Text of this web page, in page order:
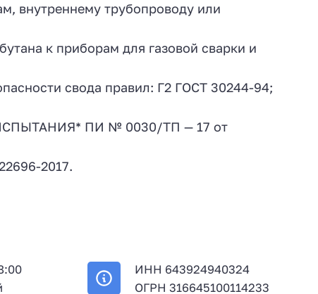
внутреннему трубопроводу или
к приборам для газовой сварки и
свода правил: Г2 ГОСТ 30244-94;
ПИ № 0030/ТП — 17 от
2017.
ИНН 643924940324
ОГРН 316645100114233